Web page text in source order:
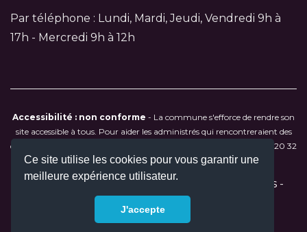
Ce site utilise les cookies pour vous garantir une
meilleure expérience utilisateur.
J'accepte
Par téléphone : Lundi, Mardi, Jeudi, Vendredi 9h à
17h - Mercredi 9h à 12h
Accessibilité : non conforme - La commune s'efforce de rendre son
site accessible à tous. Pour aider les administrés qui rencontreraient des
difficultés de navigation, contactez directement la mairie au
04 90 20 32
79 ou par courriel àmairie@saumane-de-vaucluse.fr.
2026 © Tous droits réservés - Mentions légales-
Réalisation :
Colysee média